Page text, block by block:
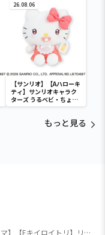
26.08.06
【サンリオ】【Aハローキ
ティ】サンリオキャラク
ターズ うるベビ・ちょい
デカドール
もっと見る
【リラックマ】【Eキイロイトリ】リラックマ モノクロリラックマ コーデュロイぬいぐるみ